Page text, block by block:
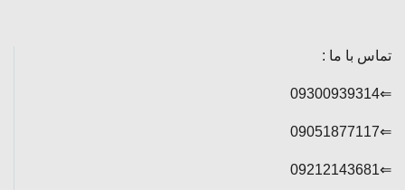
تماس با ما :
⇐09300939314
⇐09051877117
⇐09212143681